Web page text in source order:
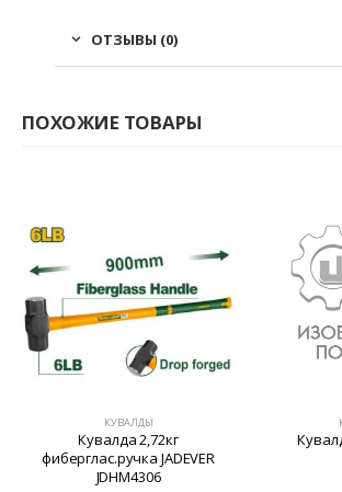
ОТЗЫВЫ (0)
ПОХОЖИЕ ТОВАРЫ
КУВАЛДЫ
Кувалда 2,72кг
фиберглас.ручка JADEVER
JDHM4306